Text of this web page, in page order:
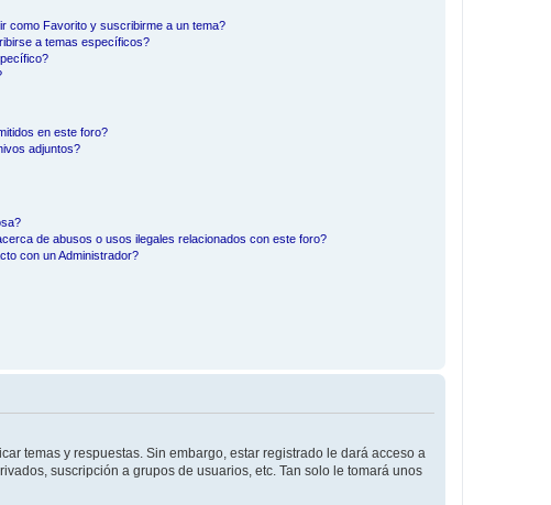
como Favorito y suscribirme a un tema?
a temas específicos?
en este foro?
adjuntos?
de abusos o usos ilegales relacionados con este foro?
con un Administrador?
temas y respuestas. Sin embargo, estar registrado le dará acceso a
suscripción a grupos de usuarios, etc. Tan solo le tomará unos